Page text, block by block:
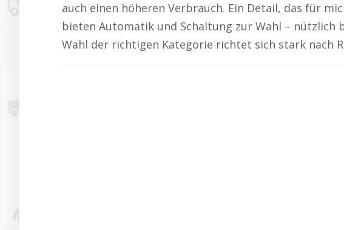
auch einen höheren Verbrauch. Ein Detail, das für
bieten Automatik und Schaltung zur Wahl – nützlich
Wahl der richtigen Kategorie richtet sich stark nach